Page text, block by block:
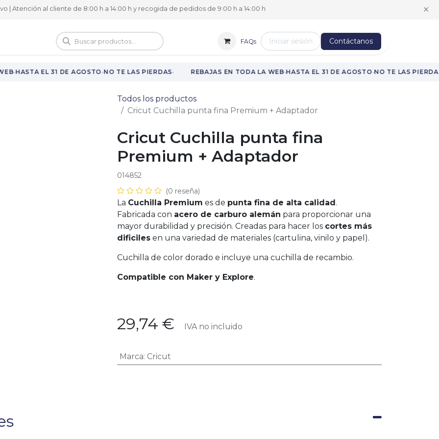
| Atención al cliente de 8:00 h a 14:00 h y recogida de pedidos de 9:00 h a 14:00 h ✕
Vuelta al cole FAQs Iniciar sesión Contáctanos
·HASTA EL 31 DE AGOSTO·NO TE LAS PIERDAS· REBAJAS EN TODA LA WEB·HASTA EL 31 DE AGOSTO·NO TE LAS PIERDAS·
Todos los productos
Cricut Cuchilla punta fina Premium + Adaptador
Cricut Cuchilla punta fina
Premium + Adaptador
014852
(0 reseña)
La Cuchilla Premium es de punta fina de alta calidad.
Fabricada con acero de carburo alemán para proporcionar una
mayor durabilidad y precisión. Creadas para hacer los cortes más
dificiles en una variedad de materiales (cartulina, vinilo y papel).
Cuchilla de color dorado e incluye una cuchilla de recambio.
Compatible con Maker y Explore.
29,74 € IVA no incluido
Marca: Cricut